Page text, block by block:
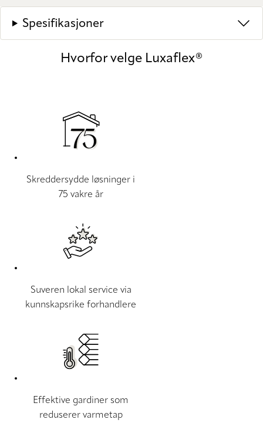
Spesifikasjoner
Hvorfor velge Luxaflex®
Skreddersydde løsninger i
75 vakre år
Suveren lokal service via
kunnskapsrike forhandlere
Effektive gardiner som
reduserer varmetap